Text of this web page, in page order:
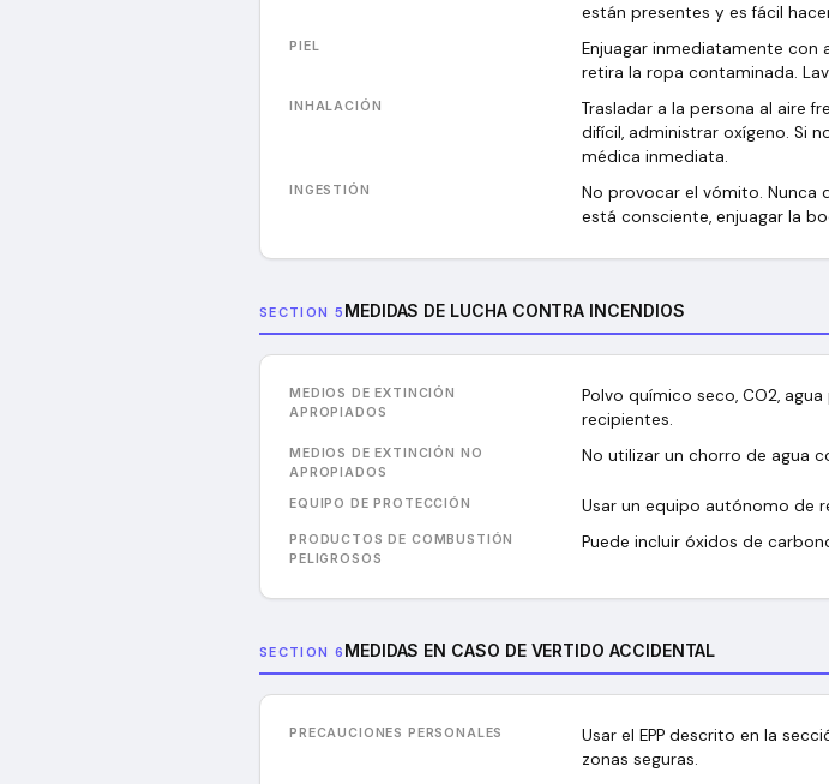
están presentes y es fácil
PIEL
Enjuagar inmediatamente con
retira la ropa contaminada.
INHALACIÓN
Trasladar a la persona al aire
difícil, administrar oxígeno. Si
médica inmediata.
INGESTIÓN
No provocar el vómito. Nunca
está consciente, enjuagar la
SECTION 5 MEDIDAS DE LUCHA CONTRA INCENDIOS
MEDIOS DE EXTINCIÓN
APROPIADOS
Polvo químico seco, CO2,
recipientes.
MEDIOS DE EXTINCIÓN NO
APROPIADOS
No utilizar un chorro de agua
EQUIPO DE PROTECCIÓN Usar un equipo autónomo de
PRODUCTOS DE COMBUSTIÓN
PELIGROSOS
Puede incluir óxidos de
SECTION 6 MEDIDAS EN CASO DE VERTIDO ACCIDENTAL
PRECAUCIONES PERSONALES
Usar el EPP descrito en la
zonas seguras.